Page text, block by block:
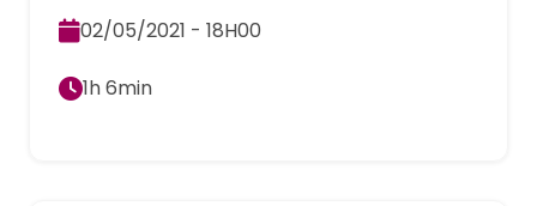
02/05/2021 - 18H00
1h 6min